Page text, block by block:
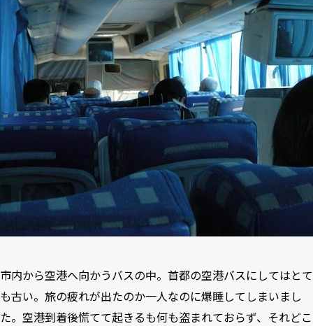
市内から空港へ向かうバスの中。首都の空港バスにしてはとて
も古い。旅の疲れが出たのか一人なのに爆睡してしまいまし
た。空港到着後慌てて起きるも何も盗まれておらず、それどこ